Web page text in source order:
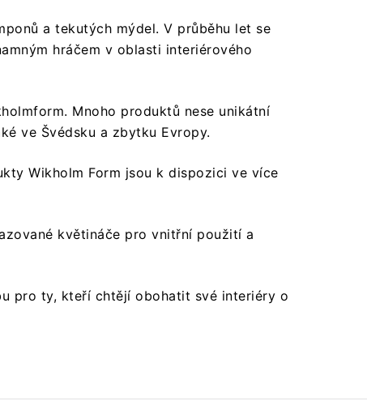
a tekutých mýdel. V průběhu let se
hráčem v oblasti interiérového
Mnoho produktů nese unikátní
ve Švédsku a zbytku Evropy.
Wikholm Form jsou k dispozici ve více
květináče pro vnitřní použití a
pro ty, kteří chtějí obohatit své interiéry o